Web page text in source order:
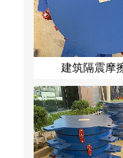
建筑隔震摩